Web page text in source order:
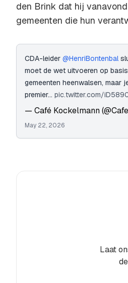
den Brink dat hij
gemeenten die hun
CDA-leider @HenriBontenbal
moet de wet uitvoeren op
gemeenten heenwalsen, maar
premier… pic.twitter.com/
— Café Kockelmann
May 22, 2026
Laat